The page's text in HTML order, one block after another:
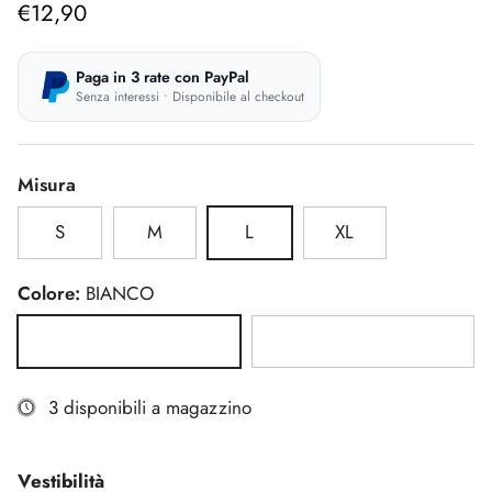
€12,90
Paga in 3 rate con PayPal
Senza interessi • Disponibile al checkout
Misura
S
M L XL
Colore: BIANCO
3 disponibili a magazzino
Vestibilità